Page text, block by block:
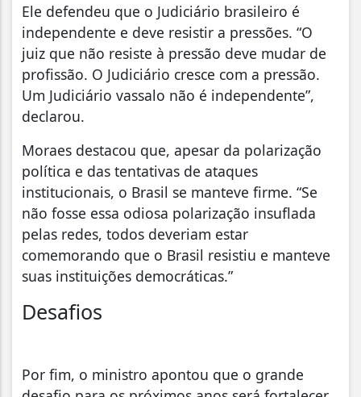
Ele defendeu que o Judiciário brasileiro é
independente e deve resistir a pressões. “O
juiz que não resiste à pressão deve mudar de
profissão. O Judiciário cresce com a pressão.
Um Judiciário vassalo não é independente”,
declarou.
Moraes destacou que, apesar da polarização
política e das tentativas de ataques
institucionais, o Brasil se manteve firme. “Se
não fosse essa odiosa polarização insuflada
pelas redes, todos deveriam estar
comemorando que o Brasil resistiu e manteve
suas instituições democráticas.”
Desafios
Por fim, o ministro apontou que o grande